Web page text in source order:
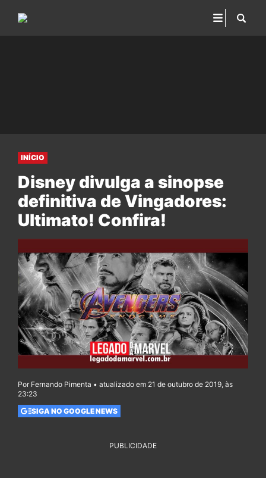
INÍCIO
Disney divulga a sinopse
definitiva de Vingadores:
Ultimato! Confira!
Por Fernando Pimenta • atualizado em 21 de outubro de 2019, às
23:23
SIGA NO GOOGLE NEWS
PUBLICIDADE